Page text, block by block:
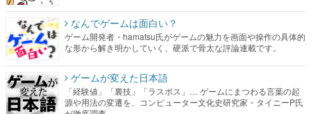
なんでゲームは面白い？
ゲーム開発者・hamatsu氏がゲームの魅力を画面や操作の具体的
な形から解き明かしていく、硬派で骨太な評論連載です。
ゲームが変えた日本語
「経験値」「裏技」「ラスボス」… ゲームにまつわる言葉の起
源や用法の変遷を、コンピューター文化史研究家・タイニーP氏